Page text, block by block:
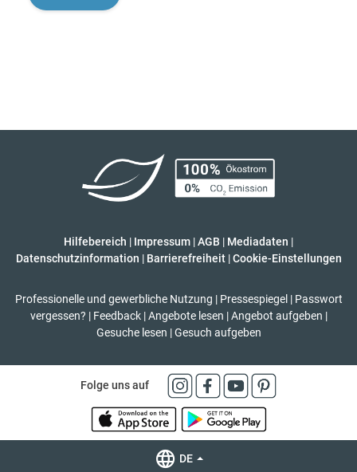
Hilfebereich | Impressum |AGB | Mediadaten |
Datenschutzinformation | Barrierefreiheit | Cookie-Einstellungen
Professionelle und gewerbliche Nutzung | Pressespiegel | Passwort
vergessen? | Feedback | Angebote lesen | Angebot aufgeben |
Gesuche lesen | Gesuch aufgeben
Folge uns auf
DE